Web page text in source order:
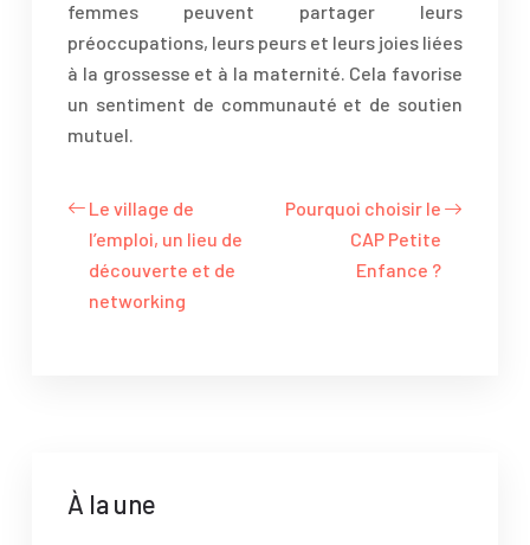
femmes peuvent partager leurs
préoccupations, leurs peurs et leurs joies liées
à la grossesse et à la maternité. Cela favorise
un sentiment de communauté et de soutien
mutuel.
Le village de
l’emploi, un lieu de
découverte et de
networking
Pourquoi choisir le
CAP Petite
Enfance ?
À la une